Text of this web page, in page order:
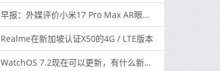
早报：外媒评价小米17 Pro Max AR眼镜显示续航双突破
Realme在新加坡认证X50的4G / LTE版本
WatchOS 7.2现在可以更新，有什么新功能？